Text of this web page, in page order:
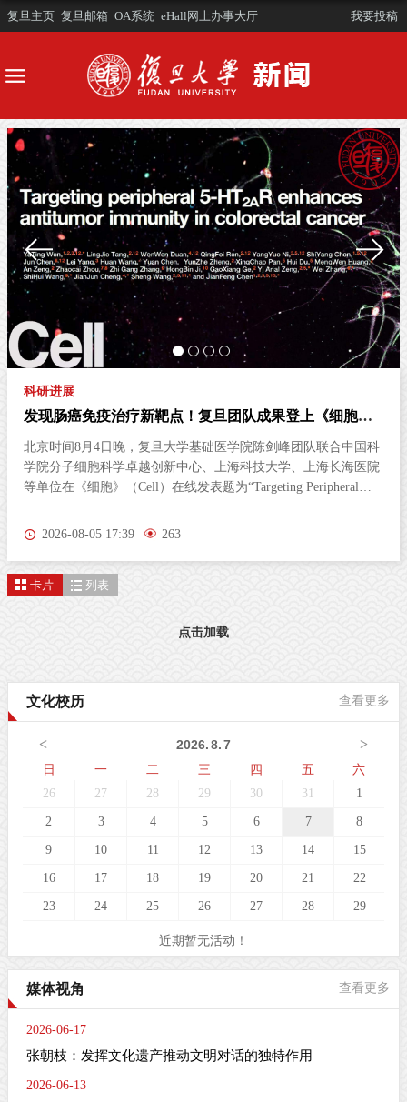
复旦主页 复旦邮箱 OA系统 eHall网上办事大厅 我要投稿
科研进展
发现肠癌免疫治疗新靶点！复旦团队成果登上《细胞》
杂志
北京时间8月4日晚，复旦大学基础医学院陈剑峰团队联合中国科
学院分子细胞科学卓越创新中心、上海科技大学、上海长海医院
等单位在《细胞》（Cell）在线发表题为“Targeting Peripheral
向外周5-HT2AR增强结直肠癌抗肿瘤免疫）”的研究论文。这项
5-HT2AR，能够开启肠道神经与免疫细胞之间的“神秘对话”，唤
升结直肠癌的治疗效果。该发现为结直肠癌的临床治疗提供了新
疫检查点抑制剂在肿瘤治疗方面表现突出。然而，85%以上的
CRC病人属于微卫星稳定型（MSS）“冷肿瘤”，其肿瘤微环境中
应。这一困境，已成为临床治疗的主
2026-08-05 17:39 263
卡片 列表
点击加载
文化校历 查看更多
< >
2026.8.7
日
一 二 三 四 五 六
26 27 28 29 30 31 1
2 3 4 5 6 7 8
9 10 11 12 13 14 15
16 17 18 19 20 21 22
23 24 25 26 27 28 29
近期暂无活动！
媒体视角 查看更多
2026-06-17
张朝枝：发挥文化遗产推动文明对话的独特作用
2026-06-13